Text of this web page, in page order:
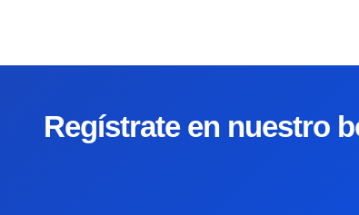
Regístrate en nuestro